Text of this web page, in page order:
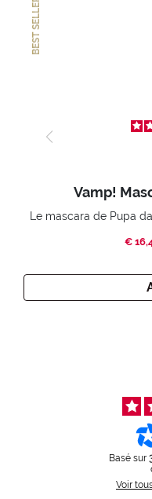
BEST SELLER
Vamp!
€
Basé sur
Voir